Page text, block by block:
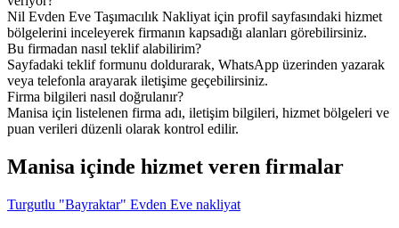
Nil Evden Eve Taşımacılık Nakliyat için profil sayfasındaki hizmet
bölgelerini inceleyerek firmanın kapsadığı alanları görebilirsiniz.
Bu firmadan nasıl teklif alabilirim?
Sayfadaki teklif formunu doldurarak, WhatsApp üzerinden yazarak
veya telefonla arayarak iletişime geçebilirsiniz.
Firma bilgileri nasıl doğrulanır?
Manisa için listelenen firma adı, iletişim bilgileri, hizmet bölgeleri ve
puan verileri düzenli olarak kontrol edilir.
Manisa içinde hizmet veren firmalar
Turgutlu "Bayraktar" Evden Eve nakliyat